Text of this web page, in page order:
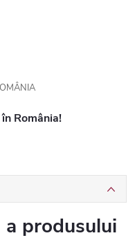
România!
produsului